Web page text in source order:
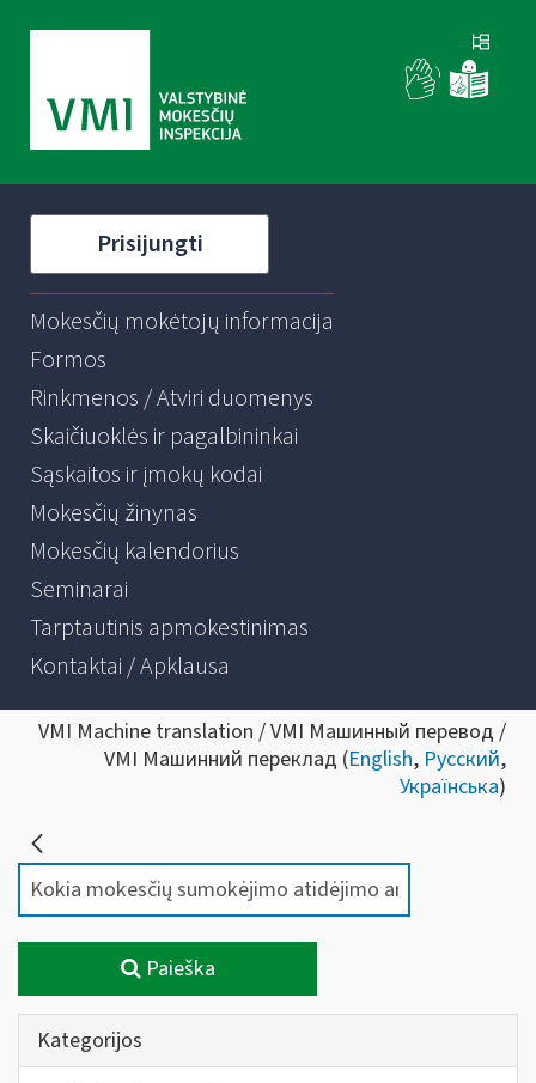
Prisijungti
Mokesčių mokėtojų informacija
Formos
Rinkmenos / Atviri duomenys
Skaičiuoklės ir pagalbininkai
Sąskaitos ir įmokų kodai
Mokesčių žinynas
Mokesčių kalendorius
Seminarai
Tarptautinis apmokestinimas
Kontaktai / Apklausa
VMI Machine translation / VMI Машинный перевод /
VMI Машинний переклад (English, Русский,
Українська)
Paieška
Kategorijos